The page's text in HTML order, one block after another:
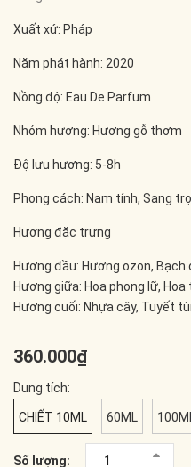
Xuất xứ: Pháp
Năm phát hành: 2020
Nồng độ: Eau De Parfum
Nhóm hương: Hương gỗ thơm
Độ lưu hương: 5-8h
Phong cách: Nam tính, Sang
Hương đặc trưng
Hương đầu: Hương ozon, Bạch
Hương giữa: Hoa phong lữ, Hoa
Hương cuối: Nhựa cây, Tuyết
360.000₫
Dung tích:
CHIẾT 10ML 60ML
Số lượng: